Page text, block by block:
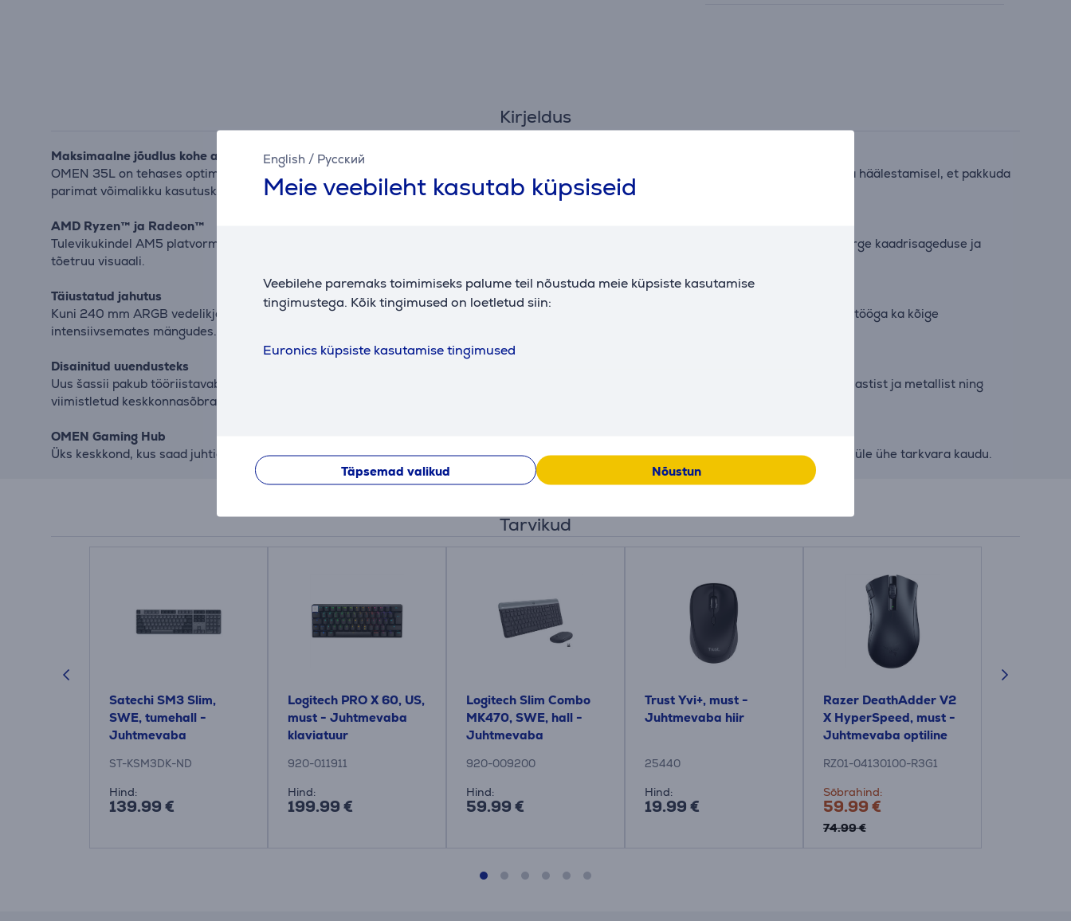
English / Русский
Meie veebileht kasutab küpsiseid
Veebilehe paremaks toimimiseks palume teil nõustuda meie küpsiste kasutamise
tingimustega. Kõik tingimused on loetletud siin:
Euronics küpsiste kasutamise tingimused
Täpsemad valikud Nõustun
Kirjeldus
Maksimaalne jõudlus kohe algusest
OMEN 35L on tehases optimeeritud ja valmis tippmängimiseks esimesest käivitamisest. Selle disain põhineb sadadel tundidel testimisel ja häälestamisel, et pakkuda
parimat võimalikku kasutuskogemust.
AMD Ryzen™ ja Radeon™
Tulevikukindel AM5 platvorm, PCIe® 5.0 ja uusimad graafikatehnoloogiad nagu AMD HYPR-RX ja FidelityFX Super Resolution 3 tagavad kõrge kaadrisageduse ja
tõetruu visuaali.
Täiustatud jahutus
Kuni 240 mm ARGB vedelikjahuti, kaks 140 mm esiventilaatorit ja kohandatud ventilaatorikõverad hoiavad süsteemi jahedana ning vaikse tööga ka kõige
intensiivsemates mängudes.
Disainitud uuendusteks
Uus šassii pakub tööriistavaba ligipääsu, paremat kaabeldamist ja eemaldatavaid tolmufiltreid. Iga korpus on valmistatud taaskasutatud plastist ja metallist ning
viimistletud keskkonnasõbraliku värviga.
OMEN Gaming Hub
Üks keskkond, kus saad juhtida jõudlust, ventilaatorite tööd, valgustust ja pääseda ligi mängusisesele sisule. Täielik kontroll kogu süsteemi üle ühe tarkvara kaudu.
Tarvikud
Satechi SM3 Slim,
SWE, tumehall -
Juhtmevaba
ST-KSM3DK-ND
Hind:
139.99 €
Logitech PRO X 60, US,
must - Juhtmevaba
klaviatuur
920-011911
Hind:
199.99 €
Logitech Slim Combo
MK470, SWE, hall -
Juhtmevaba
920-009200
Hind:
59.99 €
Trust Yvi+, must -
Juhtmevaba hiir
25440
Hind:
19.99 €
Razer DeathAdder V2
X HyperSpeed, must -
Juhtmevaba optiline
RZ01-04130100-R3G1
Sõbrahind:
59.99 €
74.99 €